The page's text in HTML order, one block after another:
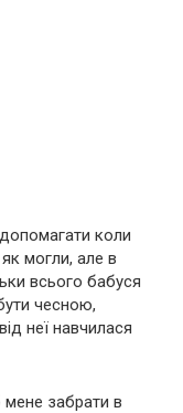
коли
могли, але в
всього бабуся
чесною,
неї навчилася
забрати в